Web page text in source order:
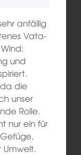
anfällig
Vata-
und
die
unser
Rolle.
nur ein für
Umwelt.